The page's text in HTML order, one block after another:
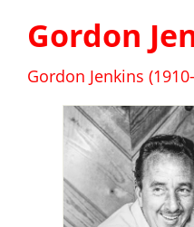
Gordon
Gordon Jenkins